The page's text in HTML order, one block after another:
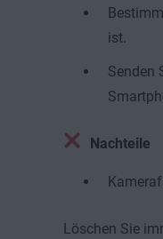
ist.
Senden
Nachteile
Löschen Sie